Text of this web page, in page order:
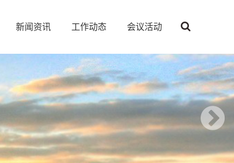
新闻资讯 工作动态 会议活动